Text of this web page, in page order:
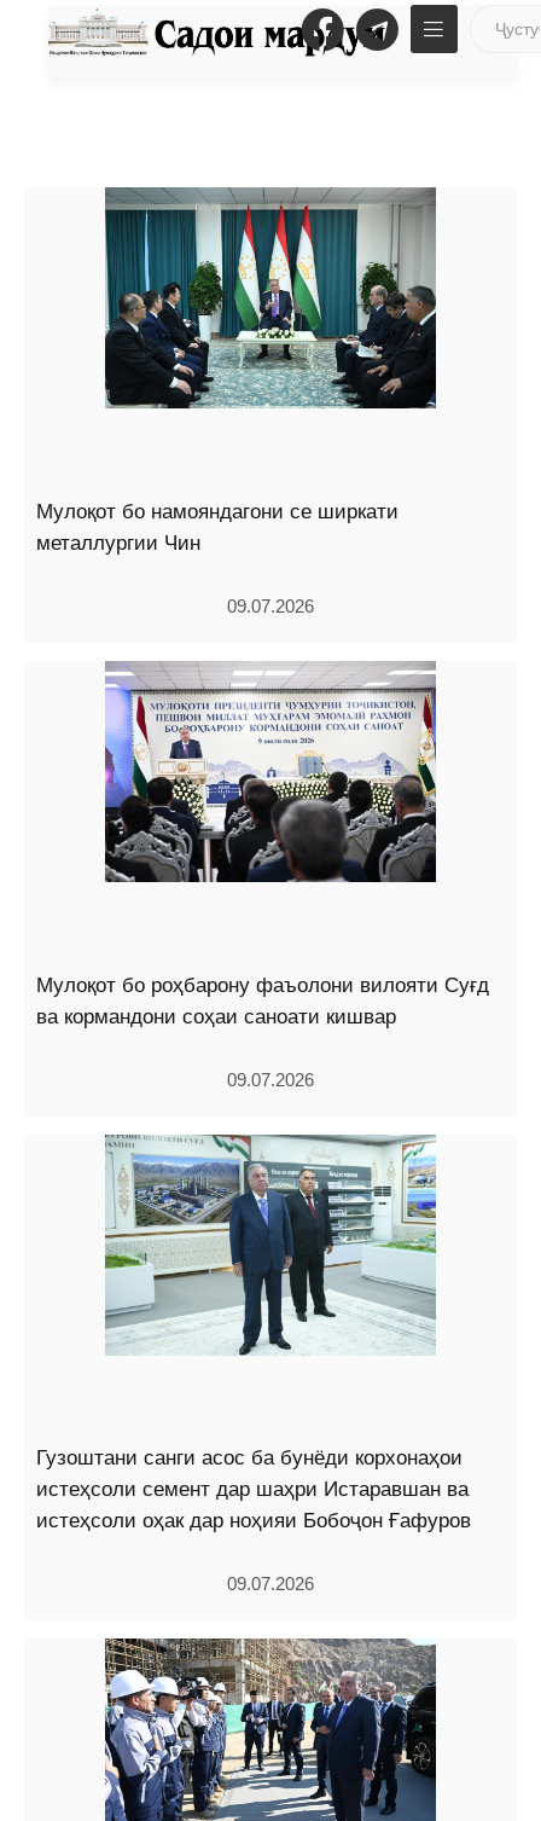
Мулоқот бо намояндагони се ширкати
металлургии Чин
09.07.2026
Мулоқот бо роҳбарону фаъолони вилояти Суғд
ва кормандони соҳаи саноати кишвар
09.07.2026
Гузоштани санги асос ба бунёди корхонаҳои
истеҳсоли семент дар шаҳри Истаравшан ва
истеҳсоли оҳак дар ноҳияи Бобоҷон Ғафуров
09.07.2026